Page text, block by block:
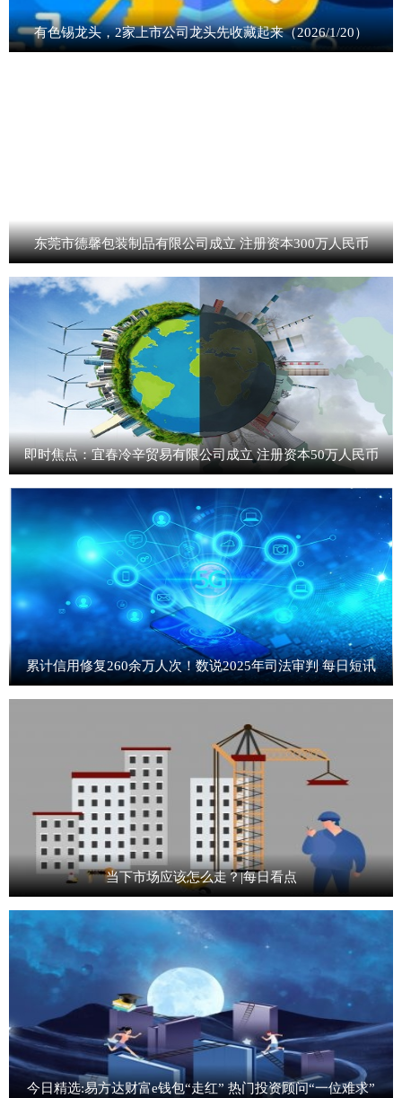
有色锡龙头，2家上市公司龙头先收藏起来（2026/1/20）
东莞市德馨包装制品有限公司成立 注册资本300万人民币
即时焦点：宜春冷辛贸易有限公司成立 注册资本50万人民币
累计信用修复260余万人次！数说2025年司法审判 每日短讯
当下市场应该怎么走？|每日看点
今日精选:易方达财富e钱包“走红” 热门投资顾问“一位难求”